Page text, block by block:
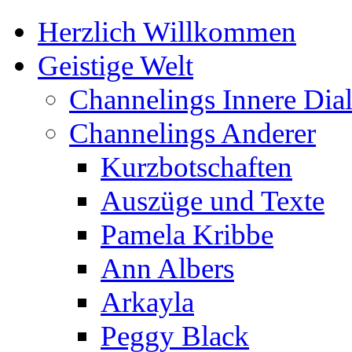
Herzlich Willkommen
Geistige Welt
Channelings Innere
Channelings Anderer
Kurzbotschaften
Auszüge und Texte
Pamela Kribbe
Ann Albers
Arkayla
Peggy Black